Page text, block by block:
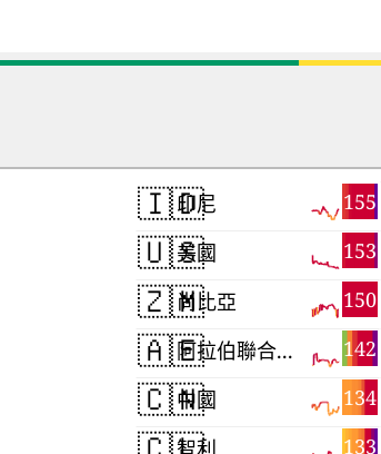
🇮🇩 155
印尼
🇺🇸 153
美國
🇿🇲 150
尚比亞
🇦🇪 142
阿拉伯聯合大公國
🇨🇳 134
中國
133
智利